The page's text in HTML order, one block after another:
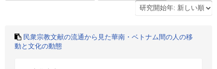
民衆宗教文献の流通から見た華南・ベトナム間の人の移
動と文化の動態